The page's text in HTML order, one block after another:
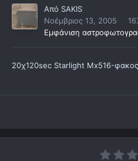
Από SAKIS
Νοέμβριος 13, 2005
Εμφάνιση
20χ120sec Starlight Mx516-